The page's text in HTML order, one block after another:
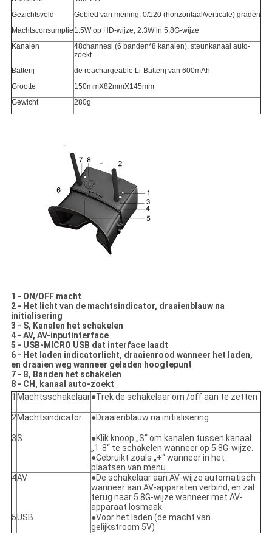
Gezichtsveld
Gebied van mening: 0/120 (horizontaal/verticale) graden
Machtsconsumptie 1.5W op HD-wijze, 2.3W in 5.8G-wijze
Kanalen
48channesl (6 banden*8 kanalen), steunkanaal auto-
zoekt
Batterij
de reachargeable Li-Batterij van 600mAh
Grootte
150mmX82mmX145mm
Gewicht
280g
1 - ON/OFF macht
2 - Het licht van de machtsindicator, draaienblauw na
initialisering
3 - S, Kanalen het schakelen
4 - AV, AV-inputinterface
5 - USB-MICRO USB dat interface laadt
6 - Het laden indicatorlicht, draaienrood wanneer het laden,
en draaien weg wanneer geladen hoogtepunt
7 - B, Banden het schakelen
8 - CH, kanaal auto-zoekt
1 Machtsschakelaar●Trek de schakelaar om /off aan te zetten
2Machtsindicator ●Draaienblauw na initialisering
3S
●Klik knoop „S“ om kanalen tussen kanaal
„1-8“ te schakelen wanneer op 5.8G-wijze.
●Gebruikt zoals „+“ wanneer in het
plaatsen van menu
4AV
●De schakelaar aan AV-wijze automatisch
wanneer aan AV-apparaten verbind, en zal
terug naar 5.8G-wijze wanneer met AV-
apparaat losmaak
5USB
●Voor het laden (de macht van
gelijkstroom 5V)